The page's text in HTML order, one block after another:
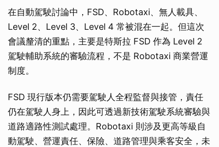
在自動駕駛討論中，FSD、Robotaxi、無人載具、
Level 2、Level 3、Level 4 常被混在一起。但這次
會議釐清的重點，主要是特斯拉 FSD 作為 Level 2
駕駛輔助系統的審驗流程，不是 Robotaxi 商業營運
制度。
FSD 現行版本仍需要駕駛人全程監督與接管，責任
仍在駕駛人身上，因此可透過新技術駕駛系統審驗與
道路適路性測試處理。Robotaxi 則涉及更高等級自
動駕駛、營運責任、保險、道路管理與乘客安全，未